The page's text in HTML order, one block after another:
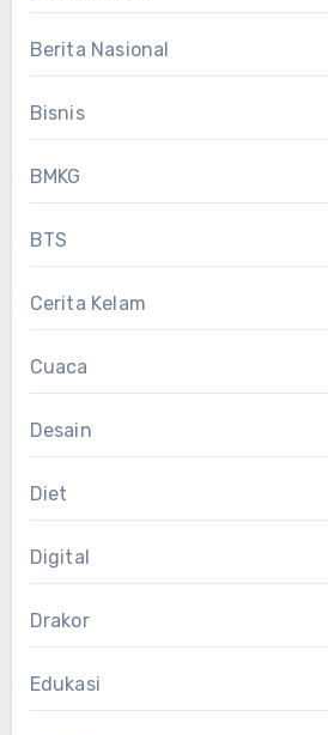
Berita Nasional
Bisnis
BMKG
BTS
Cerita Kelam
Cuaca
Desain
Diet
Digital
Drakor
Edukasi